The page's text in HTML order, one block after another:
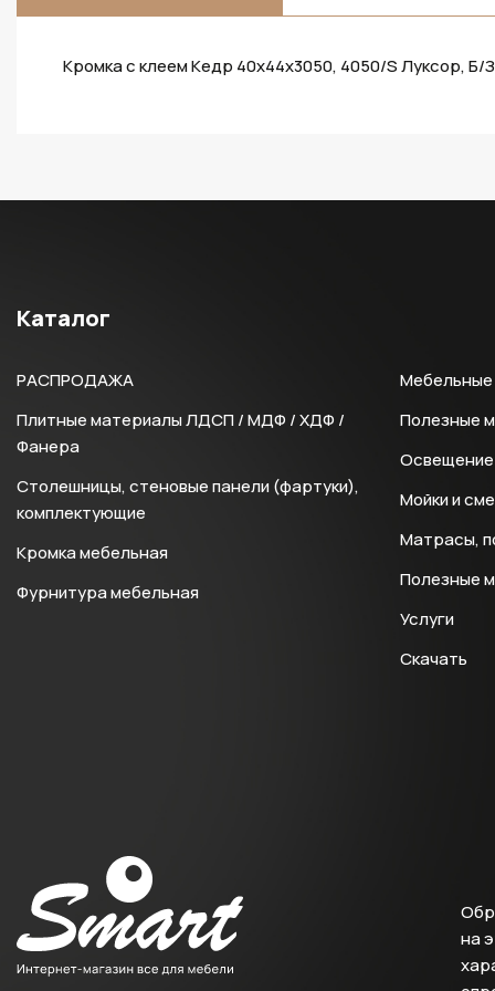
Кромка с клеем Кедр 40х44х3050, 4050/S Луксор, Б/З
Каталог
РАСПРОДАЖА
Плитные материалы ЛДСП / МДФ / ХДФ /
Фанера
Столешницы, стеновые панели (фартуки),
комплектующие
Кромка мебельная
Фурнитура мебельная
Мебельные
Полезные
Освещение
Мойки и
Матрасы,
Полезные
Услуги
Скачать
на